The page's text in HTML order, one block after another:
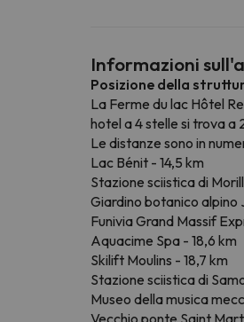
Informazioni
Posizione della
La Ferme du lac Hôtel
hotel a 4 stelle si trova a
Le distanze sono in
Lac Bénit - 14,5 km
Stazione sciistica di
Giardino botanico alpino
Funivia Grand Massif
Aquacime Spa - 18,6 km
Skilift Moulins - 18,7 km
Stazione sciistica di
Museo della musica
Vecchio ponte Saint